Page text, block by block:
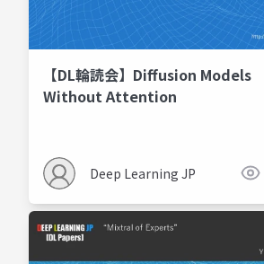
【DL輪読会】Diffusion Models
Without Attention
Deep Learning JP